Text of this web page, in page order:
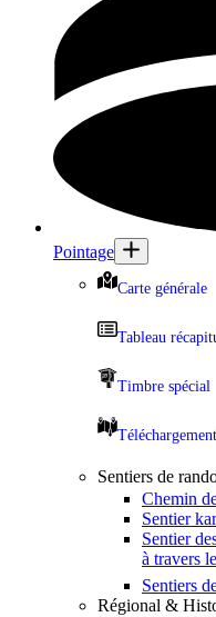
Pointage
Carte générale
Tableau
Timbre spécial
Sentiers de
Chemin
Sentier
Sentier
à travers
Sentiers
Régional &